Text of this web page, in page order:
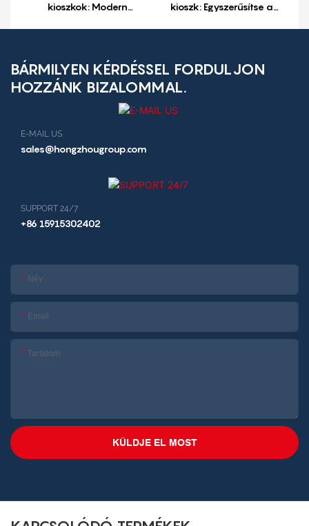
kioszkok: Modern
kioszk: Egyszerűsítse a
BÁRMILYEN KÉRDÉSSEL FORDULJON
HOZZÁNK BIZALOMMAL.
E-MAIL US
sales@hongzhougroup.com
SUPPORT 24/7
+86 15915302402
Név
Email
Tartalom
KÜLDJE EL MOST